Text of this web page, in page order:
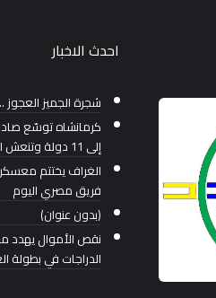
احدث الاخبار
شجرة الجميز العجوز
كرمانشاه توسّع
إلى 11 دولة وتنعش اقتصادها المحلي
الغراف يختتم
فريق مصري اليوم
(بدون عنوان)
نقص الأموال يهدد
الدراجات في بطولة